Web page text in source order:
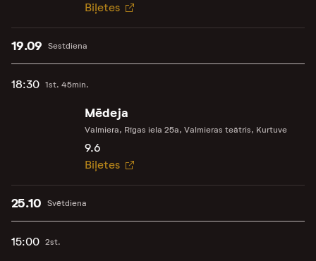
Biļetes
Sestdiena
19.09
18:30 1st. 45min.
Mēdeja
Valmiera, Rīgas iela 25a, Valmieras teātris, Kurtuve
9.6
Biļetes
Svētdiena
25.10
15:00 2st.